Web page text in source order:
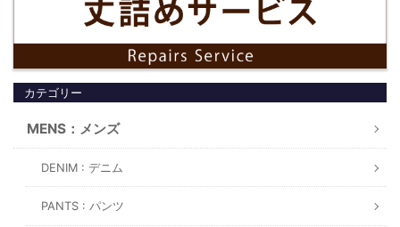
カテゴリー
MENS：メンズ
DENIM : デニム
PANTS : パンツ